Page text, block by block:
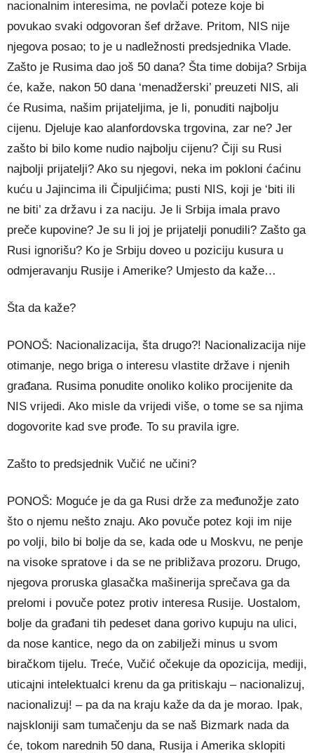
nacionalnim interesima, ne povlači poteze koje bi
povukao svaki odgovoran šef države. Pritom, NIS nije
njegova posao; to je u nadležnosti predsjednika Vlade.
Zašto je Rusima dao još 50 dana? Šta time dobija? Srbija
će, kaže, nakon 50 dana ‘menadžerski’ preuzeti NIS, ali
će Rusima, našim prijateljima, je li, ponuditi najbolju
cijenu. Djeluje kao alanfordovska trgovina, zar ne? Jer
zašto bi bilo kome nudio najbolju cijenu? Čiji su Rusi
najbolji prijatelji? Ako su njegovi, neka im pokloni ćaćinu
kuću u Jajincima ili Čipuljićima; pusti NIS, koji je ‘biti ili
ne biti’ za državu i za naciju. Je li Srbija imala pravo
preče kupovine? Je su li joj je prijatelji ponudili? Zašto ga
Rusi ignorišu? Ko je Srbiju doveo u poziciju kusura u
odmjeravanju Rusije i Amerike? Umjesto da kaže…
Šta da kaže?
PONOŠ: Nacionalizacija, šta drugo?! Nacionalizacija nije
otimanje, nego briga o interesu vlastite države i njenih
građana. Rusima ponudite onoliko koliko procijenite da
NIS vrijedi. Ako misle da vrijedi više, o tome se sa njima
dogovorite kad sve prođe. To su pravila igre.
Zašto to predsjednik Vučić ne učini?
PONOŠ: Moguće je da ga Rusi drže za međunožje zato
što o njemu nešto znaju. Ako povuče potez koji im nije
po volji, bilo bi bolje da se, kada ode u Moskvu, ne penje
na visoke spratove i da se ne približava prozoru. Drugo,
njegova proruska glasačka mašinerija sprečava ga da
prelomi i povuče potez protiv interesa Rusije. Uostalom,
bolje da građani tih pedeset dana gorivo kupuju na ulici,
da nose kantice, nego da on zabilježi minus u svom
biračkom tijelu. Treće, Vučić očekuje da opozicija, mediji,
uticajni intelektualci krenu da ga pritiskaju – nacionalizuj,
nacionalizuj! – pa da na kraju kaže da da je morao. Ipak,
najskloniji sam tumačenju da se naš Bizmark nada da
će, tokom narednih 50 dana, Rusija i Amerika sklopiti